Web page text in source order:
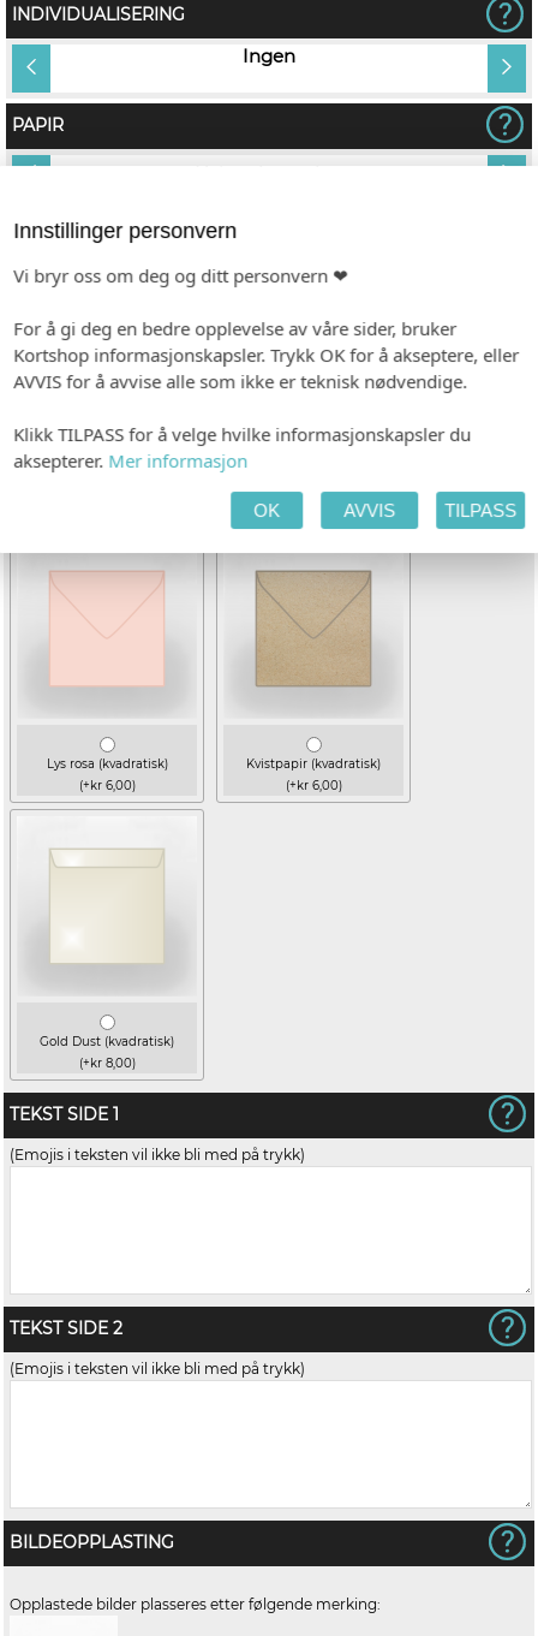
INDIVIDUALISERING
Ingen
PAPIR
KONVOLUTT
(+kr 6,00)
Lys rosa (kvadratisk)
(+kr 6,00)
Kvistpapir (kvadratisk)
(+kr 6,00)
Gold Dust (kvadratisk)
(+kr 8,00)
TEKST SIDE 1
(Emojis i teksten vil ikke bli med på trykk)
TEKST SIDE 2
(Emojis i teksten vil ikke bli med på trykk)
BILDEOPPLASTING
Opplastede bilder plasseres etter følgende merking:
Innstillinger personvern
Vi bryr oss om deg og ditt personvern ❤
For å gi deg en bedre opplevelse av våre sider, bruker
Kortshop informasjonskapsler. Trykk OK for å akseptere, eller
AVVIS for å avvise alle som ikke er teknisk nødvendige.
Klikk TILPASS for å velge hvilke informasjonskapsler du
aksepterer. Mer informasjon
OK AVVIS TILPASS